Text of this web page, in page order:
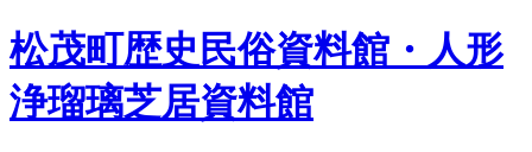
松茂町歴史民俗資料館・人形
浄瑠璃芝居資料館